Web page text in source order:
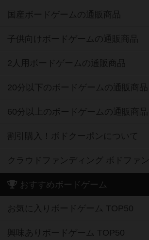
国産ボードゲームの通販商品
子供向けボードゲームの通販商品
2人用ボードゲームの通販商品
20分以下のボードゲームの通販商品
60分以上のボードゲームの通販商品
割引購入！ボドクーポンについて
クラウドファンディング ボドファン
おすすめボードゲーム
お気に入りボードゲーム TOP50
興味ありボードゲーム TOP50